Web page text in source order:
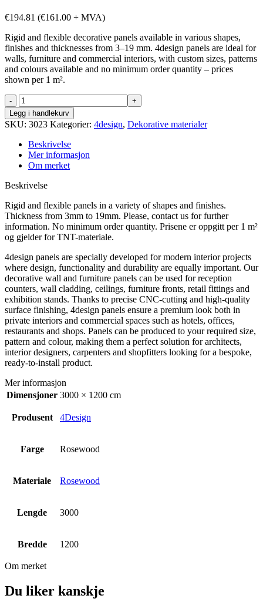
€194.81 (€161.00 + MVA)
Rigid and flexible decorative panels available in various shapes,
finishes and thicknesses from 3–19 mm. 4design panels are ideal for
walls, furniture and commercial interiors, with custom sizes, patterns
and colours available and no minimum order quantity – prices
shown per 1 m².
S3P7,5
antall
Legg i handlekurv
SKU: 3023 Kategorier: 4design, Dekorative materialer
Beskrivelse
Mer informasjon
Om merket
Beskrivelse
Rigid and flexible panels in a variety of shapes and finishes.
Thickness from 3mm to 19mm. Please, contact us for further
information. No minimum order quantity. Prisene er oppgitt per 1 m²
og gjelder for TNT-materiale.
4design panels are specially developed for modern interior projects
where design, functionality and durability are equally important. Our
decorative wall and furniture panels can be used for reception
counters, wall cladding, ceilings, furniture fronts, retail fittings and
exhibition stands. Thanks to precise CNC-cutting and high-quality
surface finishing, 4design panels ensure a premium look both in
private interiors and commercial spaces such as hotels, offices,
restaurants and shops. Panels can be produced to your required size,
pattern and colour, making them a perfect solution for architects,
interior designers, carpenters and shopfitters looking for a bespoke,
ready-to-install product.
Mer informasjon
Dimensjoner 3000 × 1200 cm
Produsent 4Design
Farge Rosewood
Materiale Rosewood
Lengde 3000
Bredde 1200
Om merket
Du liker kanskje